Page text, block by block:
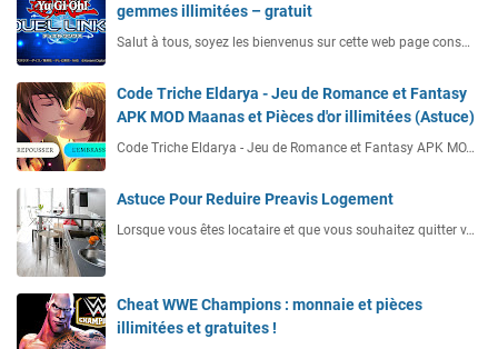
gemmes illimitées – gratuit
Salut à tous, soyez les bienvenus sur cette web page cons…
Code Triche Eldarya - Jeu de Romance et Fantasy
APK MOD Maanas et Pièces d'or illimitées (Astuce)
Code Triche Eldarya - Jeu de Romance et Fantasy APK MO…
Astuce Pour Reduire Preavis Logement
Lorsque vous êtes locataire et que vous souhaitez quitter v…
Cheat WWE Champions : monnaie et pièces
illimitées et gratuites !